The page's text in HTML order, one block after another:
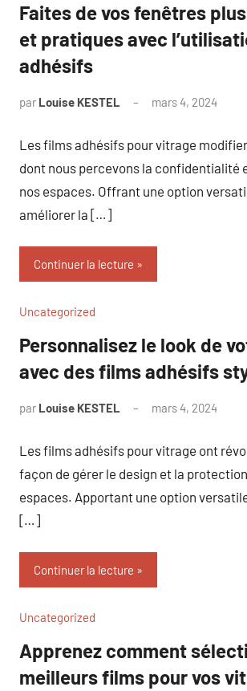
Faites de vos fenêtres
et pratiques avec
adhésifs
par Louise KESTEL mars 4, 2024
Les films adhésifs pour vitrage
dont nous percevons la confidentialité
nos espaces. Offrant une option
améliorer la […]
Continuer la lecture
Uncategorized
Personnalisez le look de
avec des films adhésifs
par Louise KESTEL mars 4, 2024
Les films adhésifs pour vitrage ont
façon de gérer le design et la
espaces. Apportant une option
[…]
Continuer la lecture
Uncategorized
Apprenez comment
meilleurs films pour vos